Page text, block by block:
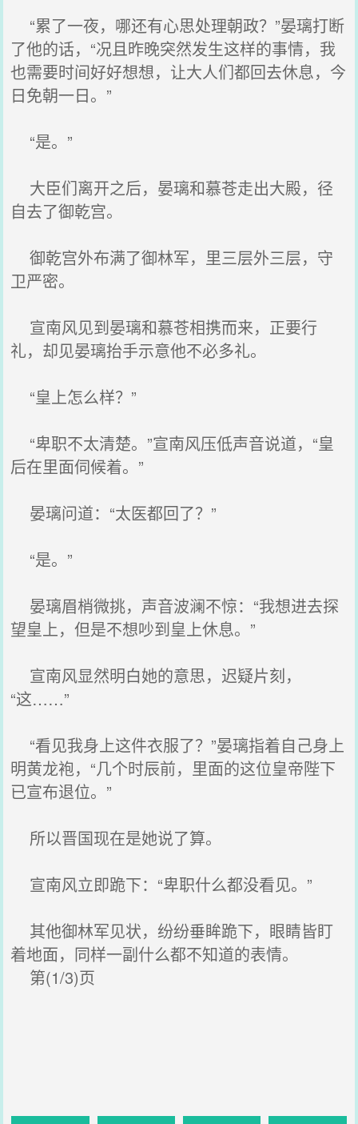
“累了一夜，哪还有心思处理朝政？”晏璃打断
了他的话，“况且昨晚突然发生这样的事情，我
也需要时间好好想想，让大人们都回去休息，今
日免朝一日。”
“是。”
大臣们离开之后，晏璃和慕苍走出大殿，径
自去了御乾宫。
御乾宫外布满了御林军，里三层外三层，守
卫严密。
宣南风见到晏璃和慕苍相携而来，正要行
礼，却见晏璃抬手示意他不必多礼。
“皇上怎么样？”
“卑职不太清楚。”宣南风压低声音说道，“皇
后在里面伺候着。”
晏璃问道：“太医都回了？”
“是。”
晏璃眉梢微挑，声音波澜不惊：“我想进去探
望皇上，但是不想吵到皇上休息。”
宣南风显然明白她的意思，迟疑片刻，
“这……”
“看见我身上这件衣服了？”晏璃指着自己身上
明黄龙袍，“几个时辰前，里面的这位皇帝陛下
已宣布退位。”
所以晋国现在是她说了算。
宣南风立即跪下：“卑职什么都没看见。”
其他御林军见状，纷纷垂眸跪下，眼睛皆盯
着地面，同样一副什么都不知道的表情。
第(1/3)页